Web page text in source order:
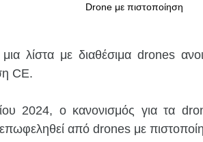
Drone με πιστοποίηση
λίστα με διαθέσιμα drones
CE.
2024, ο κανονισμός για τα
επωφεληθεί από drones με